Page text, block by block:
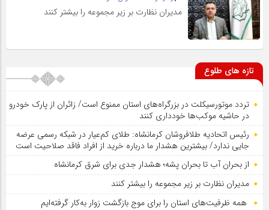
مدیران نظارت بر زیر مجموعه را بیشتر کنند
تازه های طلوع
تردد موتورسیکلت در بزرگراه‌های استان ممنوع است/ زائران از پارک خودرو
در حاشیه موکب‌ها خودداری کنند
رئیس اتحادیه طلافروشان کرمانشاه: طلای کم‌عیار در شبکه رسمی عرضه
جایی ندارد/ بیشترین هشدار ما درباره خرید از افراد فاقد صلاحیت است
از بحران آب تا بحران پشه؛ هشدار جدی برای شرق کرمانشاه
مدیران نظارت بر زیر مجموعه را بیشتر کنند
همه ظرفیت‌های استان را برای موج بازگشت زوار به‌کار گرفته‌ایم